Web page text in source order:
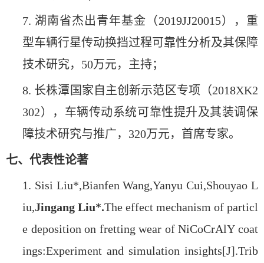
7. 湖南省杰出青年基金（2019JJ20015），重
型车辆行星传动换挡过程可靠性分析及其保障
技术研究，50万元，主持；
8. 长株潭国家自主创新示范区专项（2018XK2
302），车辆传动系统可靠性提升及其装调保
障技术研究与推广，320万元，首席专家。
七、代表性论著
1. Sisi Liu*,Bianfen Wang,Yanyu Cui,Shouyao L
iu,Jingang Liu*.The effect mechanism of particl
e deposition on fretting wear of NiCoCrAlY coat
ings:Experiment and simulation insights[J].Trib